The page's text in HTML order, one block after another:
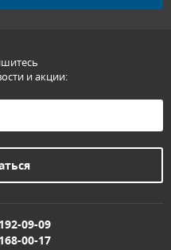
и акции:
09-09
00-17